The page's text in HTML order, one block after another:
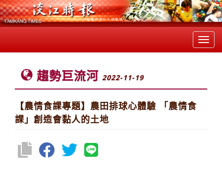
趨勢巨流河 2022-11-19
【農情食課專題】農田排球心體驗 「農情食
課」創造會黏人的土地